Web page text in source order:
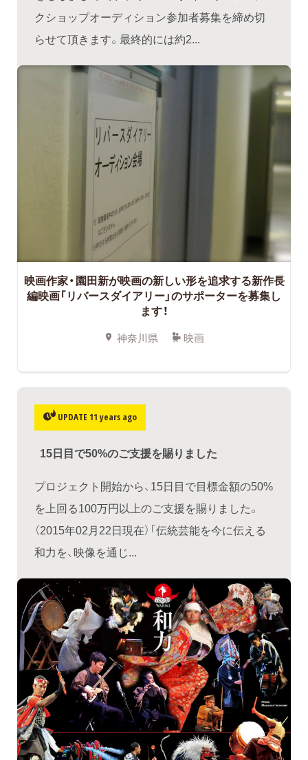
クショップオーディション参加者募集を締め切
らせて頂きます。最終的には約2...
映画作家・園田新が映画の新しい形を追求する新作長
編映画「リバースダイアリー」のサポーターを募集し
ます！
神奈川県 映画
UPDATE 11 years ago
15日目で50%のご支援を賜りました
プロジェクト開始から、15日目で目標金額の50%
を上回る100万円以上のご支援を賜りました。
（2015年02月22日現在）「伝統芸能を今に伝える
和力を、映像を通じ...